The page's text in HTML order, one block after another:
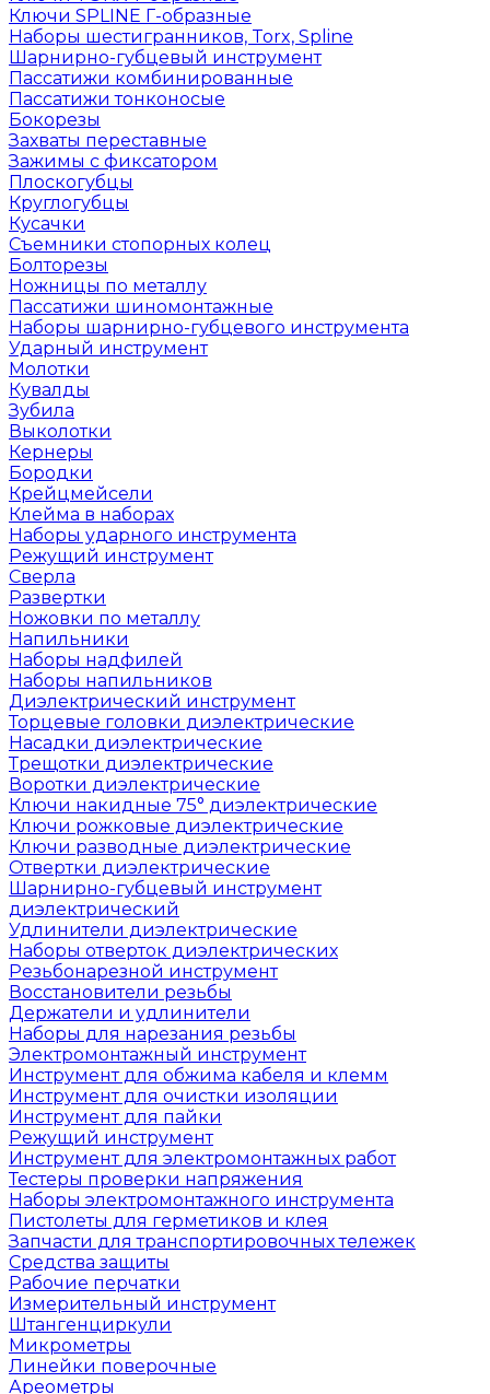
Ключи SPLINE Г-образные
Наборы шестигранников, Torx, Spline
Шарнирно-губцевый инструмент
Пассатижи комбинированные
Пассатижи тонконосые
Бокорезы
Захваты переставные
Зажимы с фиксатором
Плоскогубцы
Круглогубцы
Кусачки
Съемники стопорных колец
Болторезы
Ножницы по металлу
Пассатижи шиномонтажные
Наборы шарнирно-губцевого инструмента
Ударный инструмент
Молотки
Кувалды
Зубила
Выколотки
Кернеры
Бородки
Крейцмейсели
Клейма в наборах
Наборы ударного инструмента
Режущий инструмент
Сверла
Развертки
Ножовки по металлу
Напильники
Наборы надфилей
Наборы напильников
Диэлектрический инструмент
Торцевые головки диэлектрические
Насадки диэлектрические
Трещотки диэлектрические
Воротки диэлектрические
Ключи накидные 75° диэлектрические
Ключи рожковые диэлектрические
Ключи разводные диэлектрические
Отвертки диэлектрические
Шарнирно-губцевый инструмент
диэлектрический
Удлинители диэлектрические
Наборы отверток диэлектрических
Резьбонарезной инструмент
Восстановители резьбы
Держатели и удлинители
Наборы для нарезания резьбы
Электромонтажный инструмент
Инструмент для обжима кабеля и клемм
Инструмент для очистки изоляции
Инструмент для пайки
Режущий инструмент
Инструмент для электромонтажных работ
Тестеры проверки напряжения
Наборы электромонтажного инструмента
Пистолеты для герметиков и клея
Запчасти для транспортировочных тележек
Средства защиты
Рабочие перчатки
Измерительный инструмент
Штангенциркули
Микрометры
Линейки поверочные
Ареометры